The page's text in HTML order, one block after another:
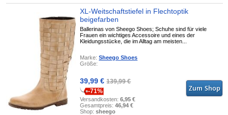
XL-Weitschaftstiefel in Flechtoptik
beigefarben
Ballerinas von Sheego Shoes; Schuhe sind für viele
Frauen ein wichtiges Accessoire und eines der
Kleidungsstücke, die im Alltag am meisten...
Marke:Sheego Shoes
Größe:
39,99 €139,99 €
-71%
Versandkosten:6,95 €
Gesamtpreis:46,94 €
Shop:sheego